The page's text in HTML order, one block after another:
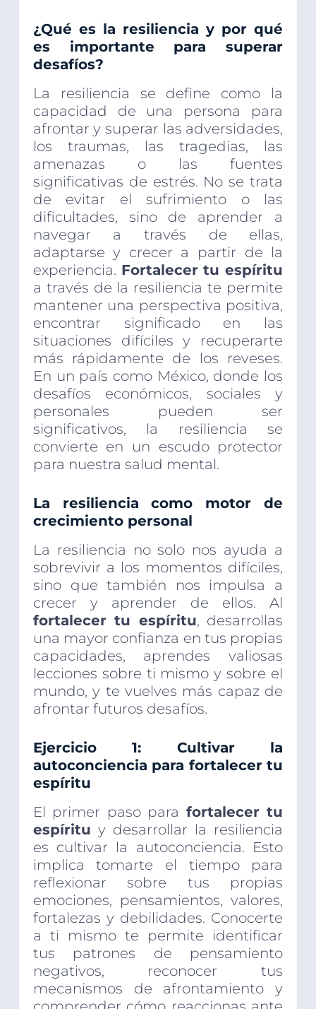
¿Qué es la resiliencia y por qué
es importante para superar
desafíos?
La resiliencia se define como la
capacidad de una persona para
afrontar y superar las adversidades,
los traumas, las tragedias, las
amenazas o las fuentes
significativas de estrés. No se trata
de evitar el sufrimiento o las
dificultades, sino de aprender a
navegar a través de ellas,
adaptarse y crecer a partir de la
experiencia. Fortalecer tu espíritu
a través de la resiliencia te permite
mantener una perspectiva positiva,
encontrar significado en las
situaciones difíciles y recuperarte
más rápidamente de los reveses.
En un país como México, donde los
desafíos económicos, sociales y
personales pueden ser
significativos, la resiliencia se
convierte en un escudo protector
para nuestra salud mental.
La resiliencia como motor de
crecimiento personal
La resiliencia no solo nos ayuda a
sobrevivir a los momentos difíciles,
sino que también nos impulsa a
crecer y aprender de ellos. Al
fortalecer tu espíritu, desarrollas
una mayor confianza en tus propias
capacidades, aprendes valiosas
lecciones sobre ti mismo y sobre el
mundo, y te vuelves más capaz de
afrontar futuros desafíos.
Ejercicio 1: Cultivar la
autoconciencia para fortalecer tu
espíritu
El primer paso para fortalecer tu
espíritu y desarrollar la resiliencia
es cultivar la autoconciencia. Esto
implica tomarte el tiempo para
reflexionar sobre tus propias
emociones, pensamientos, valores,
fortalezas y debilidades. Conocerte
a ti mismo te permite identificar
tus patrones de pensamiento
negativos, reconocer tus
mecanismos de afrontamiento y